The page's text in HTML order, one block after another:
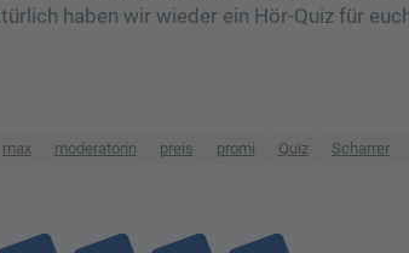
haben wir wieder ein Hör-Quiz für
max moderatorin preis promi Quiz Scharrer